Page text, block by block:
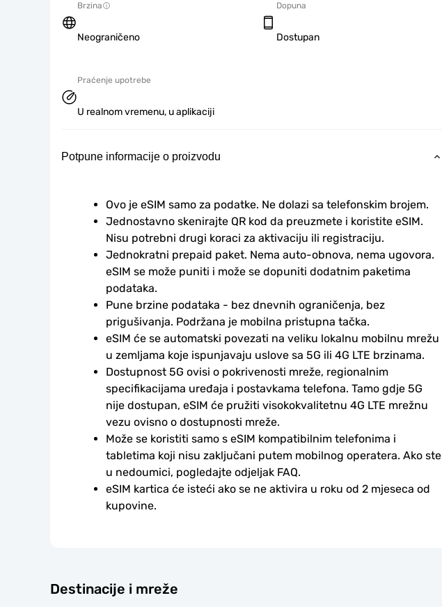
Brzina
Neograničeno
Dopuna
Dostupan
Praćenje upotrebe
U realnom vremenu, u aplikaciji
Potpune informacije o proizvodu
Ovo je eSIM samo za podatke. Ne dolazi sa telefonskim brojem.
Jednostavno skenirajte QR kod da preuzmete i koristite eSIM.
Nisu potrebni drugi koraci za aktivaciju ili registraciju.
Jednokratni prepaid paket. Nema auto-obnova, nema ugovora.
eSIM se može puniti i može se dopuniti dodatnim paketima
podataka.
Pune brzine podataka - bez dnevnih ograničenja, bez
prigušivanja. Podržana je mobilna pristupna tačka.
eSIM će se automatski povezati na veliku lokalnu mobilnu mrežu
u zemljama koje ispunjavaju uslove sa 5G ili 4G LTE brzinama.
Dostupnost 5G ovisi o pokrivenosti mreže, regionalnim
specifikacijama uređaja i postavkama telefona. Tamo gdje 5G
nije dostupan, eSIM će pružiti visokokvalitetnu 4G LTE mrežnu
vezu ovisno o dostupnosti mreže.
Može se koristiti samo s eSIM kompatibilnim telefonima i
tabletima koji nisu zaključani putem mobilnog operatera. Ako ste
u nedoumici, pogledajte odjeljak FAQ.
eSIM kartica će isteći ako se ne aktivira u roku od 2 mjeseca od
kupovine.
Destinacije i mreže